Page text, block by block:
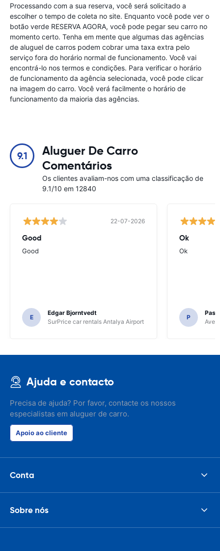
Processando com a sua reserva, você será solicitado a
escolher o tempo de coleta no site. Enquanto você pode ver o
botão verde RESERVA AGORA, você pode pegar seu carro no
momento certo. Tenha em mente que algumas das agências
de aluguel de carros podem cobrar uma taxa extra pelo
serviço fora do horário normal de funcionamento. Você vai
encontrá-lo nos termos e condições. Para verificar o horário
de funcionamento da agência selecionada, você pode clicar
na imagem do carro. Você verá facilmente o horário de
funcionamento da maioria das agências.
9.1
Aluguer De Carro
Comentários
Os clientes avaliam-nos com uma classificação de
9.1/10 em 12840
22-07-2026
Good
Good
E
Edgar Bjorntvedt
SurPrice car rentals Antalya Airport
Ok
Ok
P
Avec
Ajuda e contacto
Precisa de ajuda? Por favor, contacte os nossos
especialistas em aluguer de carro.
Apoio ao cliente
Conta
Sobre nós